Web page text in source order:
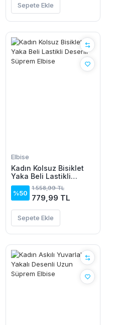
Sepete Ekle
Elbise
Kadın Kolsuz Bisiklet
Yaka Beli Lastikli
Desenli Süprem Elbise
%50
1.558,99 TL
779,99 TL
Sepete Ekle